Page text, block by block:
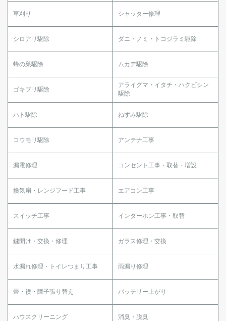
草刈り シャッター修理
シロアリ駆除 ダニ・ノミ・トコジラミ駆除
蜂の巣駆除 ムカデ駆除
ゴキブリ駆除
アライグマ・イタチ・ハクビシン
駆除
ハト駆除 ねずみ駆除
コウモリ駆除 アンテナ工事
漏電修理 コンセント工事・取替・増設
換気扇・レンジフード工事 エアコン工事
スイッチ工事 インターホン工事・取替
鍵開け・交換・修理 ガラス修理・交換
水漏れ修理・トイレつまり工事 雨漏り修理
畳・襖・障子張り替え バッテリー上がり
ハウスクリーニング 消臭・脱臭